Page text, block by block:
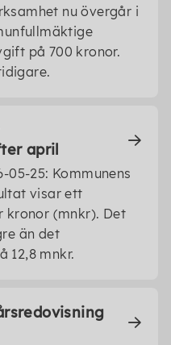
nu övergår i
på 700 kronor.
april
05-25: Kommunens
visar ett
kronor (mnkr). Det
än det
12,8 mnkr.